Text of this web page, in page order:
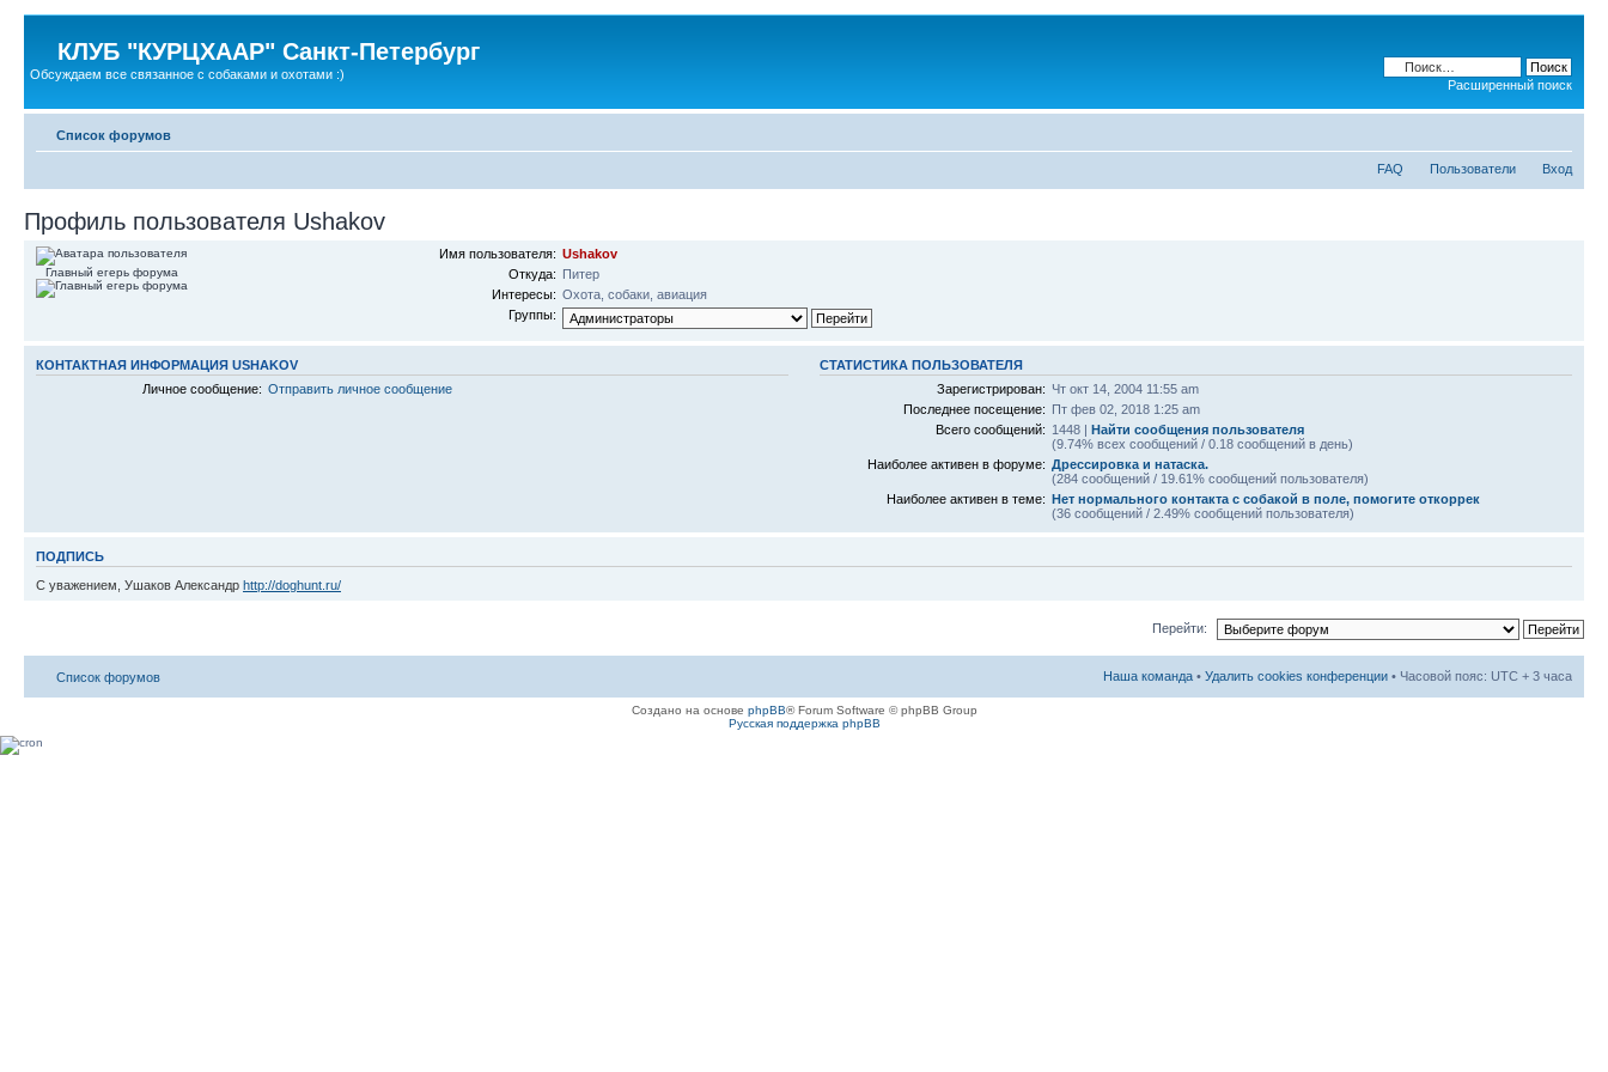
КЛУБ "КУРЦХААР" Санкт-Петербург
Обсуждаем все связанное с собаками и охотами :)
Расширенный поиск
Список форумов
FAQ Пользователи Вход
Профиль пользователя Ushakov
Главный егерь форума
Имя пользователя: Ushakov
Откуда: Питер
Интересы: Охота, собаки, авиация
Группы:
КОНТАКТНАЯ ИНФОРМАЦИЯ USHAKOV
Личное сообщение: Отправить личное сообщение
СТАТИСТИКА ПОЛЬЗОВАТЕЛЯ
Зарегистрирован: Чт окт 14, 2004 11:55 am
Последнее посещение: Пт фев 02, 2018 1:25 am
Всего сообщений: 1448 | Найти сообщения пользователя
(9.74% всех сообщений / 0.18 сообщений в день)
Наиболее активен в форуме: Дрессировка и натаска.
(284 сообщений / 19.61% сообщений пользователя)
Наиболее активен в теме: Нет нормального контакта с собакой в поле, помогите откоррек
(36 сообщений / 2.49% сообщений пользователя)
ПОДПИСЬ
С уважением, Ушаков Александр http://doghunt.ru/
Перейти:
Список форумов Наша команда • Удалить cookies конференции • Часовой пояс: UTC + 3 часа
Создано на основе phpBB® Forum Software © phpBB Group
Русская поддержка phpBB